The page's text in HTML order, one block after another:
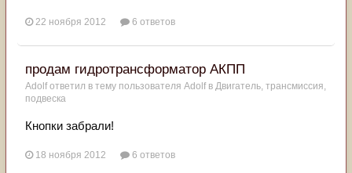
22 ноября 2012 6 ответов
продам гидротрансформатор АКПП
Adolfответил в тему пользователя Adolfв Двигатель, трансмиссия,
подвеска
Кнопки забрали!
18 ноября 2012 6 ответов